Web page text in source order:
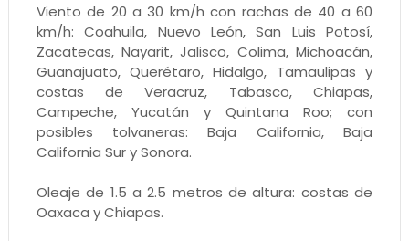
Viento de 20 a 30 km/h con rachas de 40 a 60
km/h: Coahuila, Nuevo León, San Luis Potosí,
Zacatecas, Nayarit, Jalisco, Colima, Michoacán,
Guanajuato, Querétaro, Hidalgo, Tamaulipas y
costas de Veracruz, Tabasco, Chiapas,
Campeche, Yucatán y Quintana Roo; con
posibles tolvaneras: Baja California, Baja
California Sur y Sonora.
Oleaje de 1.5 a 2.5 metros de altura: costas de
Oaxaca y Chiapas.